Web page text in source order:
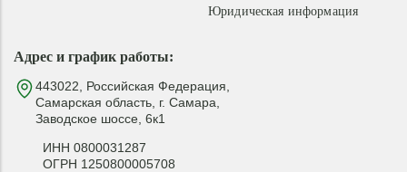
Адрес и график работы:
443022, Российская Федерация,
Самарская область, г. Самара,
Заводское шоссе, 6к1
ИНН 0800031287
ОГРН 1250800005708
Юридическая информация